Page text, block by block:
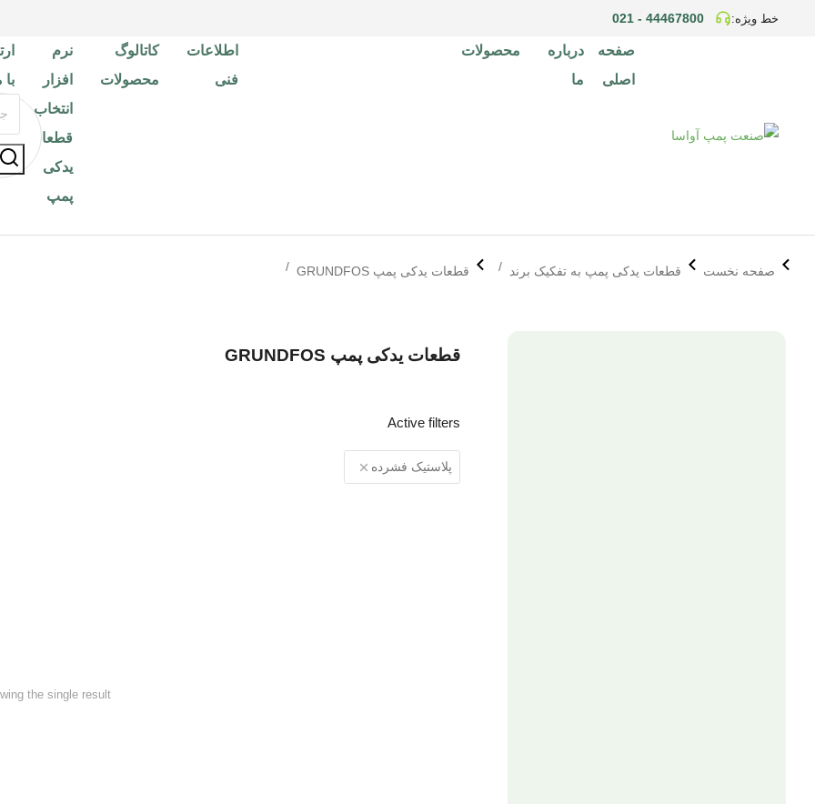
خط ویژه: 44467800 - 021
صفحه
اصلی
درباره
ما
محصولات
اطلاعات
فنی
کاتالوگ
محصولات
نرم
افزار
انتخاب
قطعات
یدکی
پمپ
با
مکان شما:
صفحه نخست قطعات یدکی پمپ به تفکیک برند قطعات یدکی پمپ GRUNDFOS
قطعات یدکی پمپ GRUNDFOS
Active filters
پلاستیک فشرده
the single result